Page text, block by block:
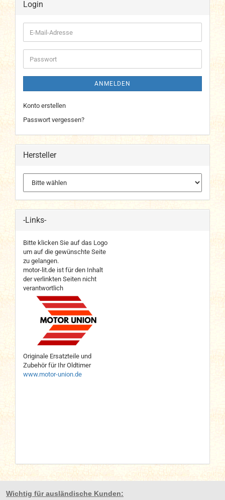
Login
E-
Mail-
Adresse
Passwort
ANMELDEN
Konto erstellen
Passwort vergessen?
Hersteller
-Links-
Bitte klicken Sie auf das Logo
um auf die gewünschte Seite
zu gelangen.
motor-lit.de ist für den Inhalt
der verlinkten Seiten nicht
verantwortlich
Originale Ersatzteile und
Zubehör für Ihr Oldtimer
www.motor-union.de
Wichtig für ausländische Kunden: